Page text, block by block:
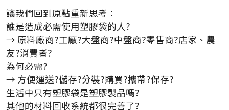
讓我們回到原點重新思考：
誰是造成必需使用塑膠袋的人?
→ 原料廠商?工廠?大盤商?中盤商?零售商?店家、農
友?消費者?
為何必需?
→ 方便運送?儲存?分裝?購買?攜帶?保存?
生活中只有塑膠袋是塑膠製品嗎?
其他的材料回收系統都很完善了?